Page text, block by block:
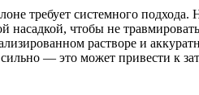
требует системного
насадкой, чтобы не
растворе и
— это может привести к